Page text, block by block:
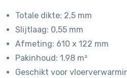
€ 43,95.€ 37,95.
Totale dikte: 2,5 mm
Slijtlaag: 0,55 mm
Afmeting: 610 x 122 mm
Pakinhoud: 1.98 m²
Geschikt voor